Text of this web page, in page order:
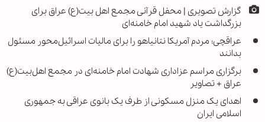
گزارش تصویری | محفل قرآنی مجمع اهل بیت(ع) عراق برای
بزرگداشت یاد شهید امام خامنه‌ای
عراقچی: مردم آمریکا نتانیاهو را برای مالیات اسرائیل‌محور مسئول
بدانند
برگزاری مراسم عزاداری شهادت امام خامنه‌ای در مجمع اهل‌بیت(ع)
عراق + تصاویر
اهدای یک منزل مسکونی از طرف یک بانوی عراقی به جمهوری
اسلامی ایران